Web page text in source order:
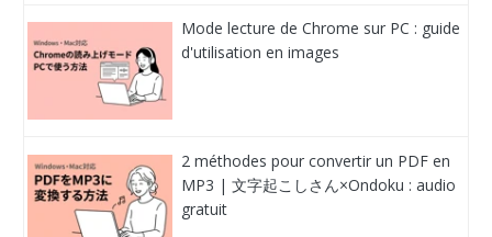
Mode lecture de Chrome sur PC : guide
d'utilisation en images
2 méthodes pour convertir un PDF en
MP3 | 文字起こしさん×Ondoku : audio
gratuit